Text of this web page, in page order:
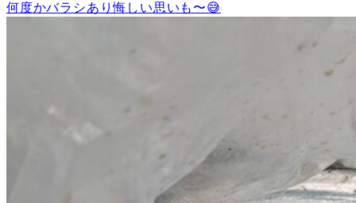
何度かバラシあり悔しい思いも〜😅